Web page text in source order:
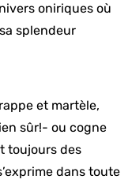
oniriques où
splendeur
et martèle,
sûr!- ou cogne
toujours des
dans toute